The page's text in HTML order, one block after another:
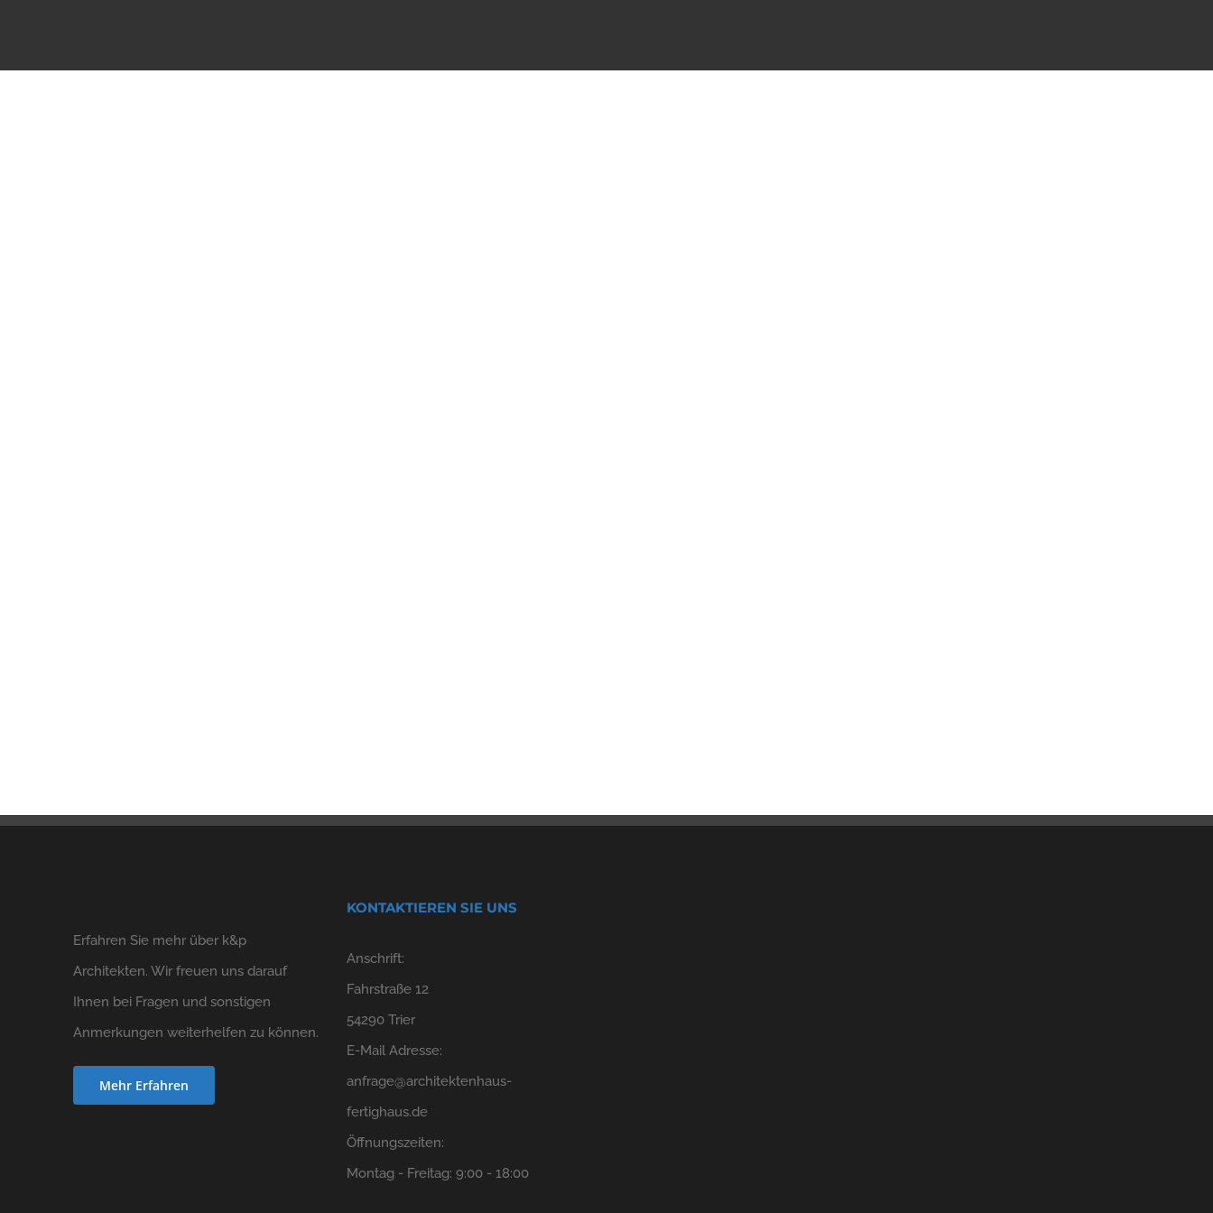
Erfahren Sie mehr über k&p
Architekten. Wir freuen uns darauf
Ihnen bei Fragen und sonstigen
Anmerkungen weiterhelfen zu können.
Mehr Erfahren
KONTAKTIEREN SIE UNS
Anschrift:
Fahrstraße 12
54290 Trier
E-Mail Adresse:
anfrage@architektenhaus-
fertighaus.de
Öffnungszeiten:
Montag - Freitag: 9:00 - 18:00